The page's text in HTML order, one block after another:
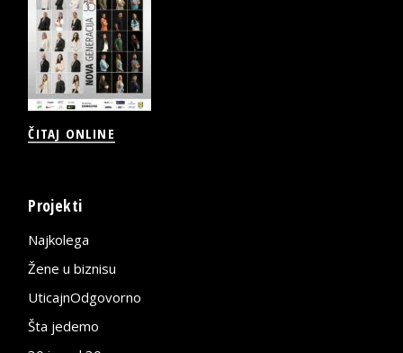
ČITAJ ONLINE
Projekti
Najkolega
Žene u biznisu
UticajnOdgovorno
Šta jedemo